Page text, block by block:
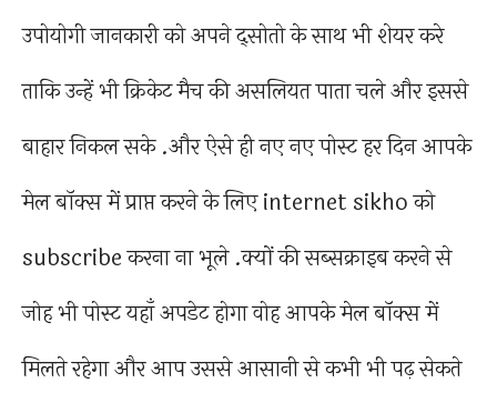
उपोयोगी जानकारी को अपने द्सोतो के साथ भी शेयर करे
ताकि उन्हें भी क्रिकेट मैच की असलियत पाता चले और इससे
बाहार निकल सके .और ऐसे ही नए नए पोस्ट हर दिन आपके
मेल बॉक्स में प्राप्त करने के लिए internet sikho को
subscribe करना ना भूले .क्यों की सब्सक्राइब करने से
जोह भी पोस्ट यहाँ अपडेट होगा वोह आपके मेल बॉक्स में
मिलते रहेगा और आप उससे आसानी से कभी भी पढ़ सेकते